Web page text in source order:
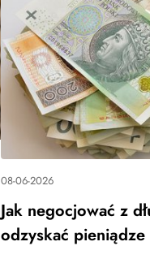
08-06-2026
Jak negocjować z
odzyskać